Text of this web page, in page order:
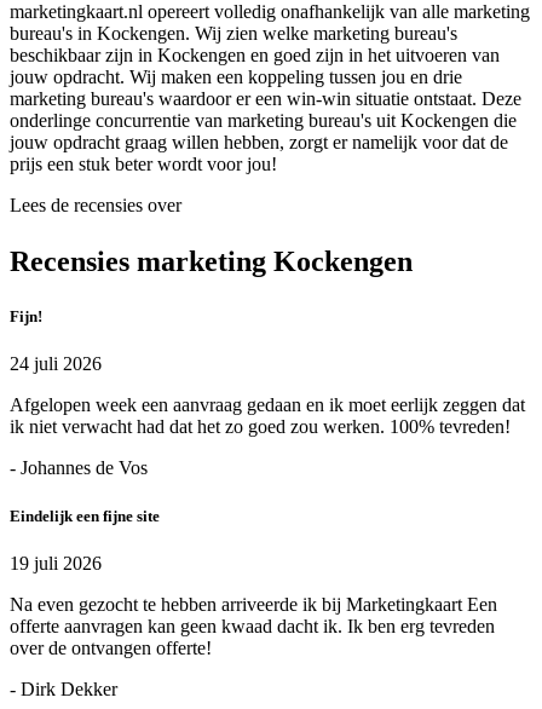
marketingkaart.nl opereert volledig onafhankelijk van alle marketing
bureau's in Kockengen. Wij zien welke marketing bureau's
beschikbaar zijn in Kockengen en goed zijn in het uitvoeren van
jouw opdracht. Wij maken een koppeling tussen jou en drie
marketing bureau's waardoor er een win-win situatie ontstaat. Deze
onderlinge concurrentie van marketing bureau's uit Kockengen die
jouw opdracht graag willen hebben, zorgt er namelijk voor dat de
prijs een stuk beter wordt voor jou!
Lees de recensies over
Recensies marketing Kockengen
Fijn!
24 juli 2026
Afgelopen week een aanvraag gedaan en ik moet eerlijk zeggen dat
ik niet verwacht had dat het zo goed zou werken. 100% tevreden!
- Johannes de Vos
Eindelijk een fijne site
19 juli 2026
Na even gezocht te hebben arriveerde ik bij Marketingkaart Een
offerte aanvragen kan geen kwaad dacht ik. Ik ben erg tevreden
over de ontvangen offerte!
- Dirk Dekker